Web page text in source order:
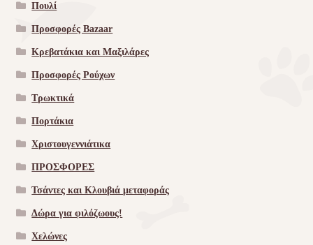
Πουλί
Προσφορές Bazaar
Κρεβατάκια και Μαξιλάρες
Προσφορές Ρούχων
Τρωκτικά
Πορτάκια
Χριστουγεννιάτικα
ΠΡΟΣΦΟΡΕΣ
Τσάντες και Κλουβιά μεταφοράς
Δώρα για φιλόζωους!
Χελώνες